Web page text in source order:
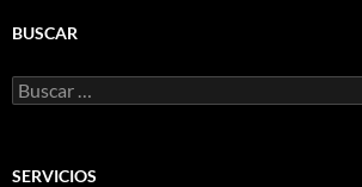
BUSCAR
Buscar:
SERVICIOS